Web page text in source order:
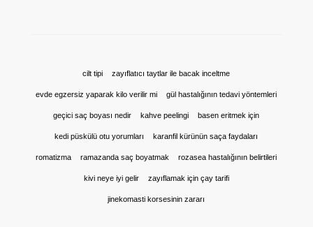
cilt tipi zayıflatıcı taytlar ile bacak inceltme
evde egzersiz yaparak kilo verilir mi gül hastalığının tedavi yöntemleri
geçici saç boyası nedir kahve peelingi basen eritmek için
kedi püskülü otu yorumları karanfil kürünün saça faydaları
romatizma ramazanda saç boyatmak rozasea hastalığının belirtileri
kivi neye iyi gelir zayıflamak için çay tarifi
jinekomasti korsesinin zararı